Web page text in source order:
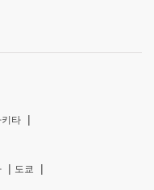
키타
도쿄